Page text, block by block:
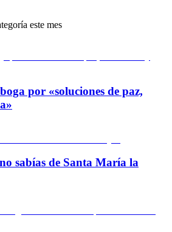
este mes
por «soluciones de paz,
sabías de Santa María la